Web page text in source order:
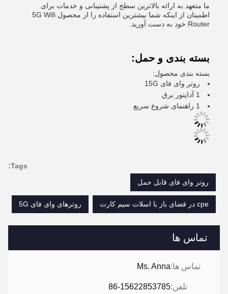
تماس ها
تماس ها:Ms. Anna
تلفن:86-15622853785
ما متعهد به ارائه بالاترین سطح از پشتیبانی و خدمات برای
اطمینان از اینکه شما بیشترین استفاده را از محصول 5G Wifi
Router خود به دست آورید.
بسته بندی و حمل:
بسته بندی محصول:
روتر وای فای 15G
1 آداپتور برق
1 راهنمای شروع سریع
Tags:
روتر وای فای قابل حمل
cpe در فضای باز با اسلات سیم کارت روترهای وای فای 5G